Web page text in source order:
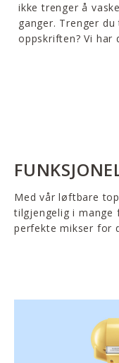
ikke trenger å
ganger. Trenger
oppskriften? Vi har
Med vår løftbare
tilgjengelig i mange
perfekte mikser for